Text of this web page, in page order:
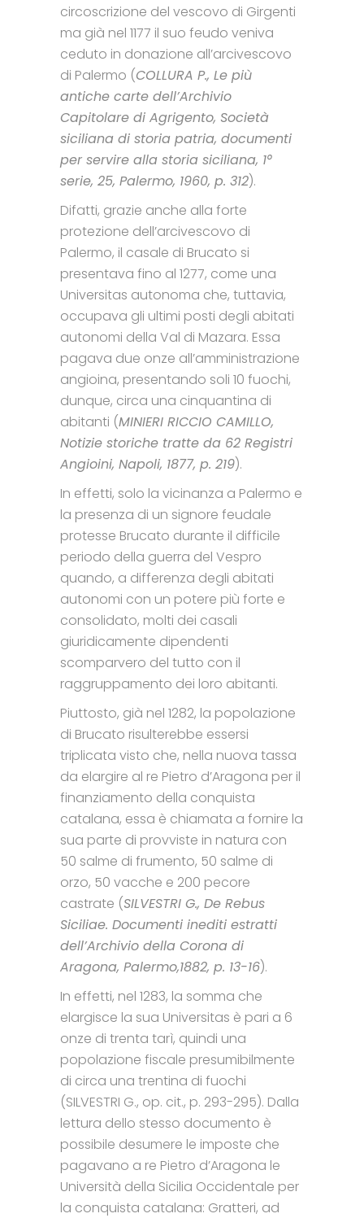
circoscrizione del vescovo di Girgenti
ma già nel 1177 il suo feudo veniva
ceduto in donazione all’arcivescovo
di Palermo (COLLURA P., Le più
antiche carte dell’Archivio
Capitolare di Agrigento, Società
siciliana di storia patria, documenti
per servire alla storia siciliana, 1°
serie, 25, Palermo, 1960, p. 312).
Difatti, grazie anche alla forte
protezione dell’arcivescovo di
Palermo, il casale di Brucato si
presentava fino al 1277, come una
Universitas autonoma che, tuttavia,
occupava gli ultimi posti degli abitati
autonomi della Val di Mazara. Essa
pagava due onze all’amministrazione
angioina, presentando soli 10 fuochi,
dunque, circa una cinquantina di
abitanti (MINIERI RICCIO CAMILLO,
Notizie storiche tratte da 62 Registri
Angioini, Napoli, 1877, p. 219).
In effetti, solo la vicinanza a Palermo e
la presenza di un signore feudale
protesse Brucato durante il difficile
periodo della guerra del Vespro
quando, a differenza degli abitati
autonomi con un potere più forte e
consolidato, molti dei casali
giuridicamente dipendenti
scomparvero del tutto con il
raggruppamento dei loro abitanti.
Piuttosto, già nel 1282, la popolazione
di Brucato risulterebbe essersi
triplicata visto che, nella nuova tassa
da elargire al re Pietro d’Aragona per il
finanziamento della conquista
catalana, essa è chiamata a fornire la
sua parte di provviste in natura con
50 salme di frumento, 50 salme di
orzo, 50 vacche e 200 pecore
castrate (SILVESTRI G., De Rebus
Siciliae. Documenti inediti estratti
dell’Archivio della Corona di
Aragona, Palermo,1882, p. 13-16).
In effetti, nel 1283, la somma che
elargisce la sua Universitas è pari a 6
onze di trenta tarì, quindi una
popolazione fiscale presumibilmente
di circa una trentina di fuochi
(SILVESTRI G., op. cit., p. 293-295). Dalla
lettura dello stesso documento è
possibile desumere le imposte che
pagavano a re Pietro d’Aragona le
Università della Sicilia Occidentale per
la conquista catalana: Gratteri, ad